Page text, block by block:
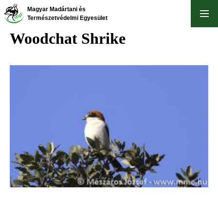
Skip
to
content
Magyar Madártani és
Természetvédelmi Egyesület
Woodchat Shrike